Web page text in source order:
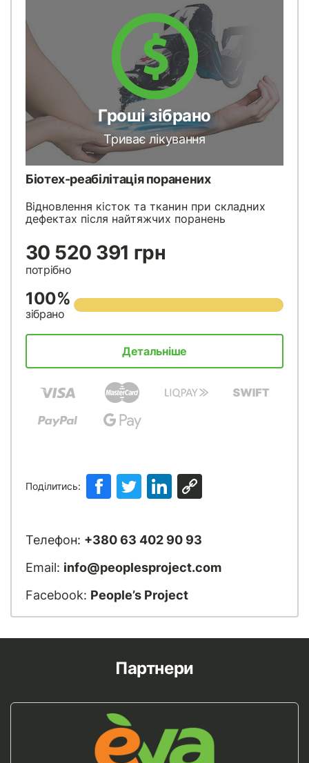
Гроші зібрано
Триває лікування
Біотех-реабілітація поранених
Відновлення кісток та тканин при складних
дефектах після найтяжчих поранень
30 520 391 грн
потрібно
100%
зібрано
Детальніше
Поділитись:
Телефон: +380 63 402 90 93
Email: info@peoplesproject.com
Facebook: People’s Project
Партнери